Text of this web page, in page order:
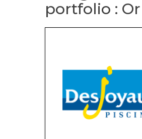
portfolio : Or